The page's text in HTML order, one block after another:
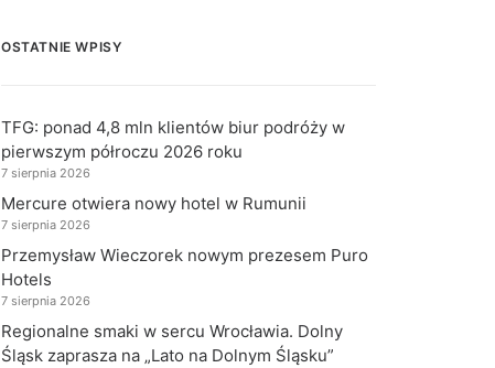
OSTATNIE WPISY
TFG: ponad 4,8 mln klientów biur podróży w
pierwszym półroczu 2026 roku
7 sierpnia 2026
Mercure otwiera nowy hotel w Rumunii
7 sierpnia 2026
Przemysław Wieczorek nowym prezesem Puro
Hotels
7 sierpnia 2026
Regionalne smaki w sercu Wrocławia. Dolny
Śląsk zaprasza na „Lato na Dolnym Śląsku”